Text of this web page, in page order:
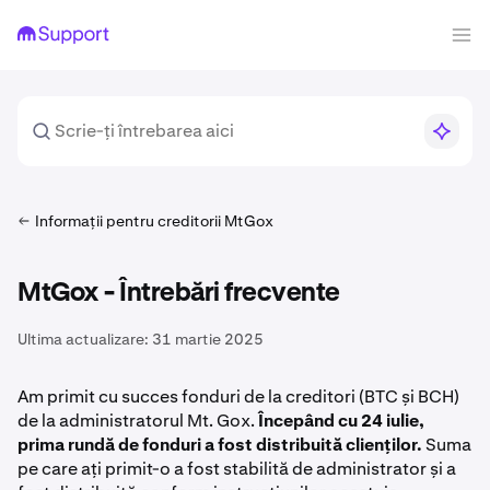
Informații pentru creditorii MtGox
MtGox - Întrebări frecvente
Ultima actualizare: 31 martie 2025
Am primit cu succes fonduri de la creditori (BTC și BCH)
de la administratorul Mt. Gox.Începând cu 24 iulie,
prima rundă de fonduri a fost distribuită clienților.Suma
pe care ați primit-o a fost stabilită de administrator și a